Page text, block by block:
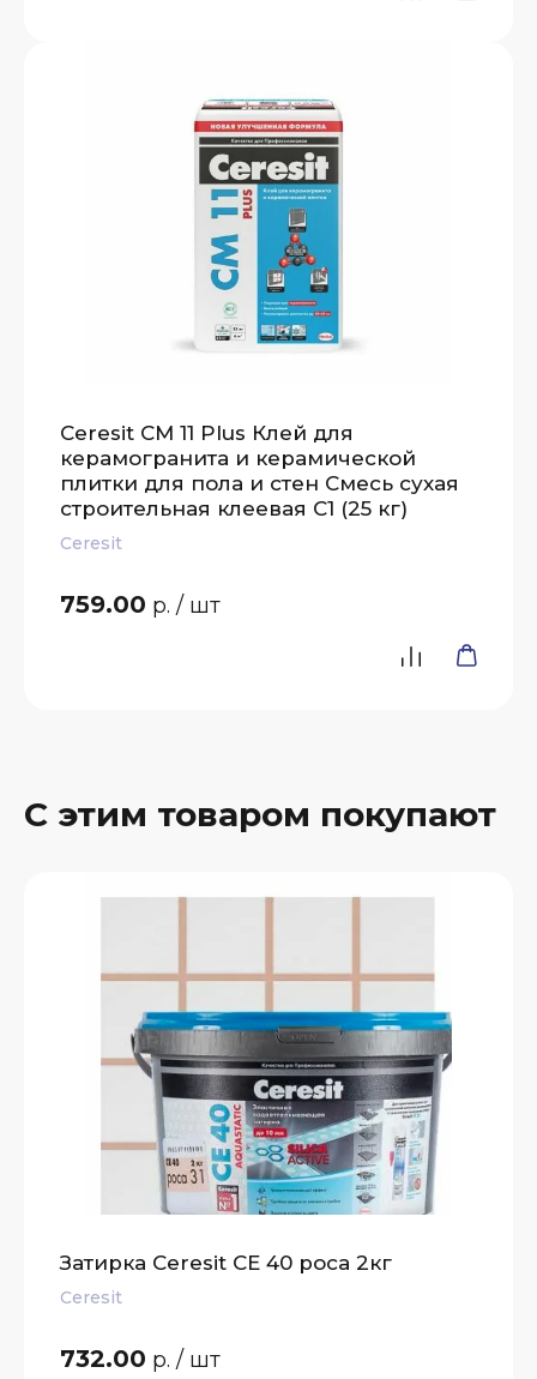
Ceresit CM 11 Plus Клей для
керамогранита и керамической
плитки для пола и стен Смесь сухая
строительная клеевая C1 (25 кг)
Ceresit
759.00 р. / шт
С этим товаром покупают
Затирка Ceresit СЕ 40 роса 2кг
Ceresit
732.00 р. / шт